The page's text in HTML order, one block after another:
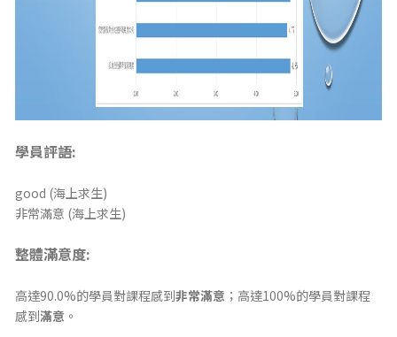
學員評語:
good (海上求生)
非常滿意 (海上求生)
整體滿意度:
高達90.0%的學員對課程感到非常滿意 ；高達100%的學員對課程
感到滿意 。